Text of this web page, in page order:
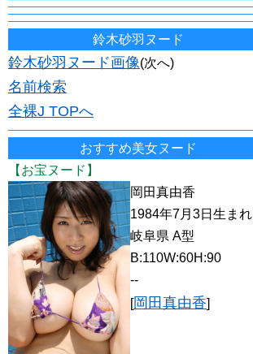
鈴木砂羽ヌード
鈴木砂羽ヌード画像(次へ)
名前検索
全裸J TOPへ
おすすめ美女ヌード
【お宝ヌード】
岡田真由香
1984年7月3日生まれ
岐阜県 A型
B:110W:60H:90
--
[岡田真由香]